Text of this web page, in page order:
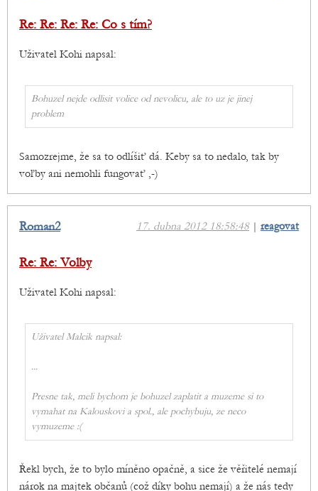
Re: Re: Re: Re: Co s tím?
Uživatel Kohi napsal:
Bohuzel nejde odlisit volice od nevolicu, ale to uz je jinej
problem
Samozrejme, že sa to odlíšiť dá. Keby sa to nedalo, tak by
voľby ani nemohli fungovať ,-)
17. dubna 2012 18:58:48| reagovat
Roman2
Re: Re: Volby
Uživatel Kohi napsal:
Uživatel Malcik napsal:
...
Presne tak, meli bychom je bohuzel zaplatit a muzeme si to
vymahat na Kalouskovi a spol., ale pochybuju, ze neco
vymuzeme :(
Řekl bych, že to bylo míněno opačně, a sice že věřitelé nemají
nárok na majtek občanů (což díky bohu nemají) a že nás tedy